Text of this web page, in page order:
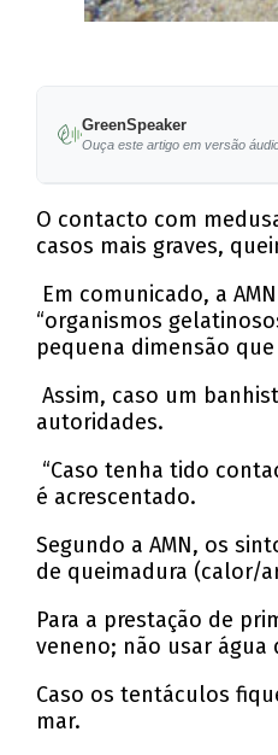
GreenSpeaker
Ouça este artigo em versão
O contacto com
casos mais graves,
Em comunicado, a
“organismos
pequena dimensão
Assim, caso um
autoridades.
“Caso tenha tido
é acrescentado.
Segundo a AMN, os
de queimadura (calor/
Para a prestação de
veneno; não usar
Caso os tentáculos
mar.